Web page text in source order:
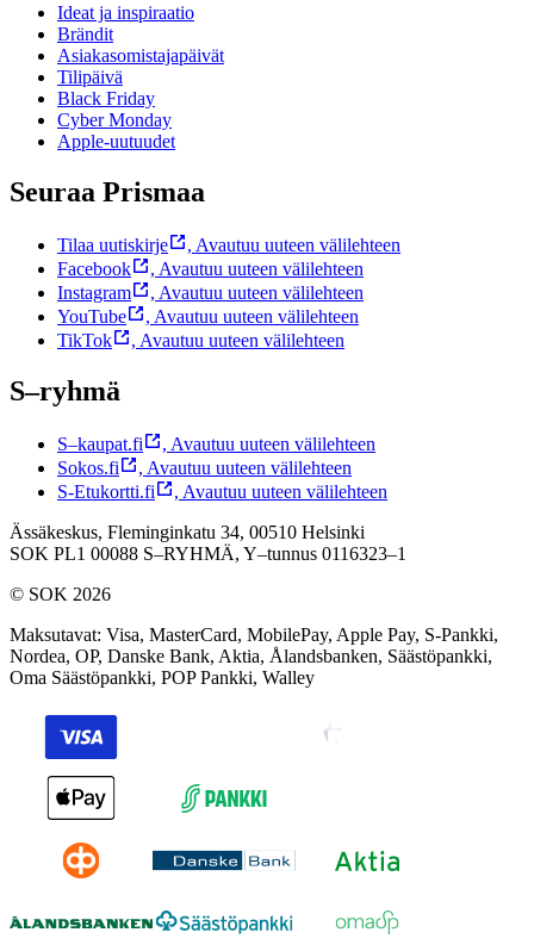
Ideat ja inspiraatio
Brändit
Asiakasomistajapäivät
Tilipäivä
Black Friday
Cyber Monday
Apple-uutuudet
Seuraa Prismaa
Tilaa uutiskirje , Avautuu uuteen välilehteen
Facebook
, Avautuu uuteen välilehteen
Instagram
, Avautuu uuteen välilehteen
YouTube
, Avautuu uuteen välilehteen
TikTok
, Avautuu uuteen välilehteen
S–ryhmä
S–kaupat.fi , Avautuu uuteen välilehteen
Sokos.fi
, Avautuu uuteen välilehteen
S-Etukortti.fi
, Avautuu uuteen välilehteen
Ässäkeskus, Fleminginkatu 34, 00510 Helsinki
SOK PL1 00088 S–RYHMÄ, Y–tunnus 0116323–1
© SOK 2026
Maksutavat: Visa, MasterCard, MobilePay, Apple Pay, S-Pankki,
Nordea, OP, Danske Bank, Aktia, Ålandsbanken, Säästöpankki,
Oma Säästöpankki, POP Pankki, Walley